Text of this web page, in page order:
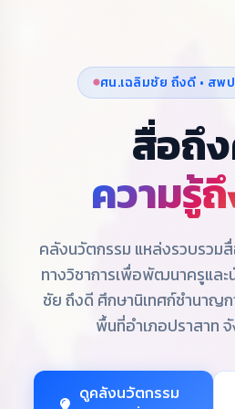
ศน.เฉลิมชัย ถึงดี • สพ
สื่อถึ
ความรู้
คลังนวัตกรรม แหล่งรวบรวม
ทางวิชาการเพื่อพัฒนาครูและ
ชัย ถึงดี ศึกษานิเทศก์ชำนาญ
พื้นที่อำเภอปราสาท
ดูคลังนวัตกรรม